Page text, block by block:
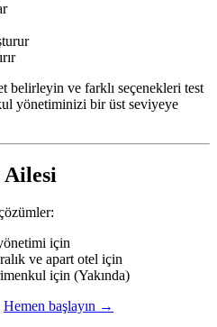
belirleyin ve farklı seçenekleri test
yönetiminizi bir üst seviyeye
için
ve apart otel için
için (Yakında)
Hemen başlayın →